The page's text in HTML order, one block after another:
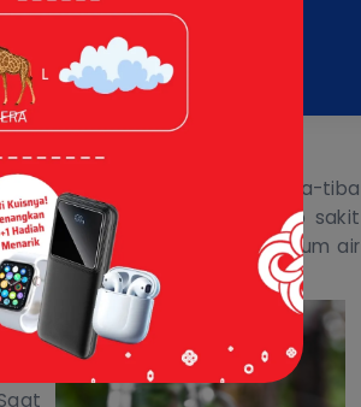
sedang santai di rumah, tiba-tiba
,“Es terus!” Seolah-olah, setiap sakit
, sebenarnya apa benarminum air